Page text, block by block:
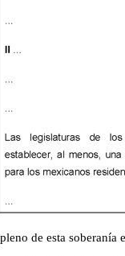
de esta soberanía